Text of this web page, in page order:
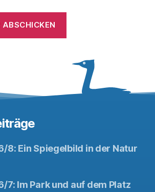
8: Ein Spiegelbild in der Natur
7: Im Park und auf dem Platz